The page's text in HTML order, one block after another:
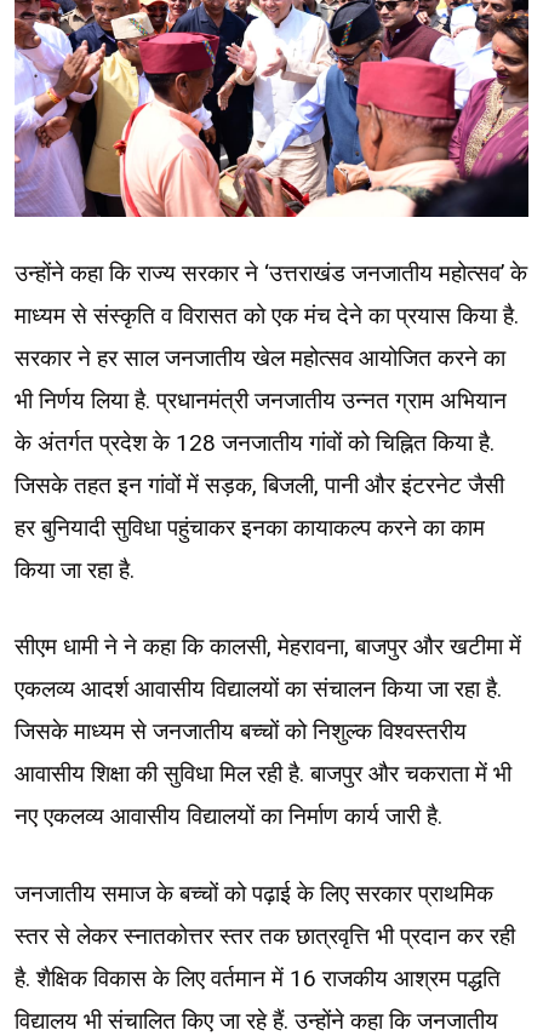
उन्होंने कहा कि राज्य सरकार ने ‘उत्तराखंड जनजातीय महोत्सव’ के
माध्यम से संस्कृति व विरासत को एक मंच देने का प्रयास किया है.
सरकार ने हर साल जनजातीय खेल महोत्सव आयोजित करने का
भी निर्णय लिया है. प्रधानमंत्री जनजातीय उन्नत ग्राम अभियान
के अंतर्गत प्रदेश के 128 जनजातीय गांवों को चिह्नित किया है.
जिसके तहत इन गांवों में सड़क, बिजली, पानी और इंटरनेट जैसी
हर बुनियादी सुविधा पहुंचाकर इनका कायाकल्प करने का काम
किया जा रहा है.
सीएम धामी ने ने कहा कि कालसी, मेहरावना, बाजपुर और खटीमा में
एकलव्य आदर्श आवासीय विद्यालयों का संचालन किया जा रहा है.
जिसके माध्यम से जनजातीय बच्चों को निशुल्क विश्वस्तरीय
आवासीय शिक्षा की सुविधा मिल रही है. बाजपुर और चकराता में भी
नए एकलव्य आवासीय विद्यालयों का निर्माण कार्य जारी है.
जनजातीय समाज के बच्चों को पढ़ाई के लिए सरकार प्राथमिक
स्तर से लेकर स्नातकोत्तर स्तर तक छात्रवृत्ति भी प्रदान कर रही
है. शैक्षिक विकास के लिए वर्तमान में 16 राजकीय आश्रम पद्धति
विद्यालय भी संचालित किए जा रहे हैं. उन्होंने कहा कि जनजातीय